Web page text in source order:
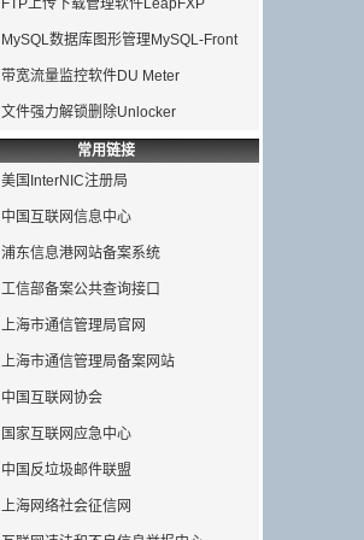
FTP上传下载管理软件LeapFXP
MySQL数据库图形管理MySQL-Front
带宽流量监控软件DU Meter
文件强力解锁删除Unlocker
常用链接
美国InterNIC注册局
中国互联网信息中心
浦东信息港网站备案系统
工信部备案公共查询接口
上海市通信管理局官网
上海市通信管理局备案网站
中国互联网协会
国家互联网应急中心
中国反垃圾邮件联盟
上海网络社会征信网